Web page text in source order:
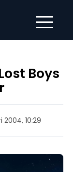
Boys
2004, 10:29